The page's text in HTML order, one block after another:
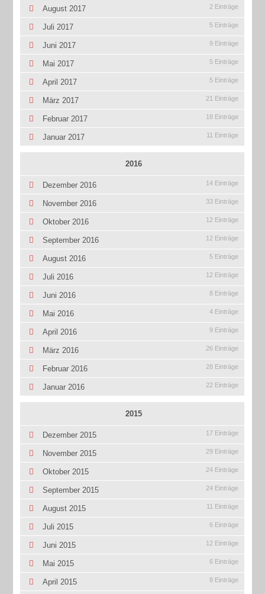
August 2017 2 Einträge
Juli 2017 5 Einträge
Juni 2017 9 Einträge
Mai 2017 5 Einträge
April 2017 5 Einträge
März 2017 21 Einträge
Februar 2017 18 Einträge
Januar 2017 11 Einträge
2016
Dezember 2016 14 Einträge
November 2016 33 Einträge
Oktober 2016 12 Einträge
September 2016 12 Einträge
August 2016 5 Einträge
Juli 2016 12 Einträge
Juni 2016 8 Einträge
Mai 2016 4 Einträge
April 2016 9 Einträge
März 2016 26 Einträge
Februar 2016 28 Einträge
Januar 2016 22 Einträge
2015
Dezember 2015 17 Einträge
November 2015 29 Einträge
Oktober 2015 24 Einträge
September 2015 24 Einträge
August 2015 11 Einträge
Juli 2015 6 Einträge
Juni 2015 12 Einträge
Mai 2015 6 Einträge
April 2015 8 Einträge